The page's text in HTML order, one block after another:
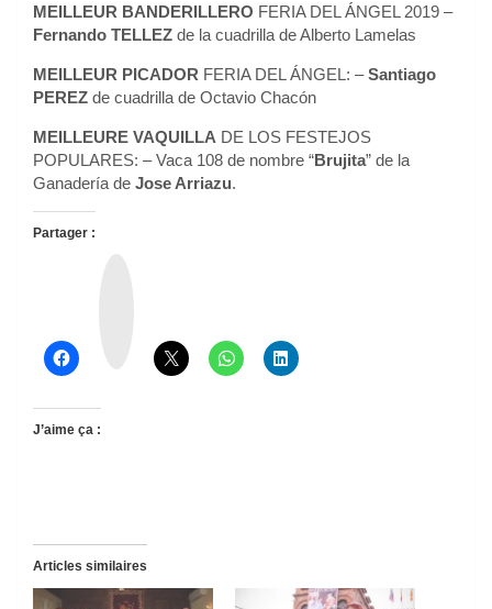
MEILLEUR BANDERILLERO FERIA DEL ÁNGEL 2019 –
Fernando TELLEZ de la cuadrilla de Alberto Lamelas
MEILLEUR PICADOR FERIA DEL ÁNGEL: –Santiago
PEREZ de cuadrilla de Octavio Chacón
MEILLEURE VAQUILLA DE LOS FESTEJOS
POPULARES: – Vaca 108 de nombre “Brujita” de la
Ganadería de Jose Arriazu.
Partager :
J’aime ça :
Articles similaires